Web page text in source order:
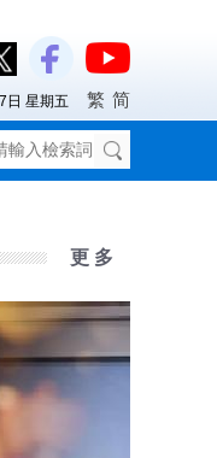
日 星期五 繁 简
更 多